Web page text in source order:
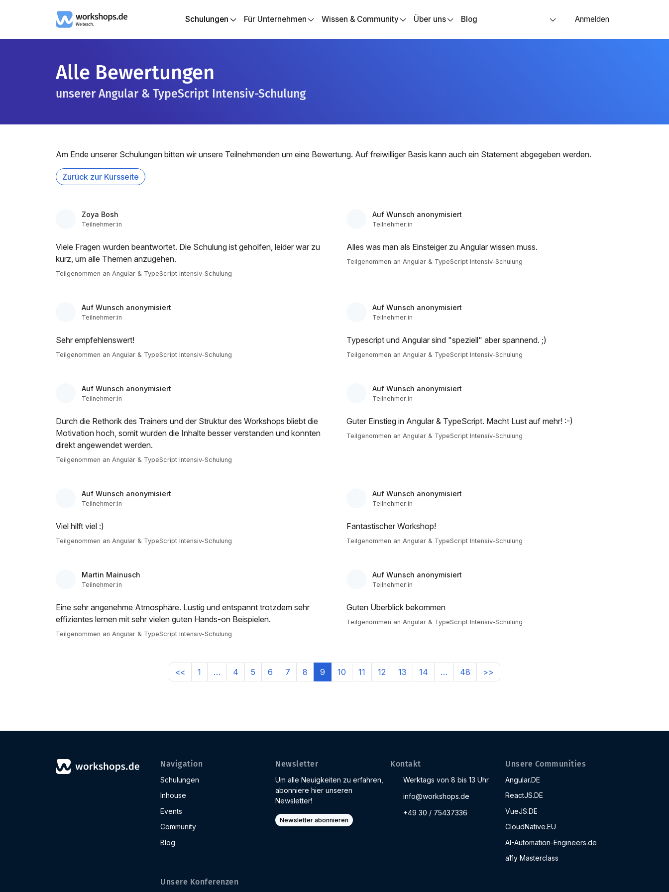
Schulungen Für Unternehmen Wissen & Community Über uns Blog Anmelden
Alle Bewertungen
unserer Angular & TypeScript Intensiv-Schulung
Am Ende unserer Schulungen bitten wir unsere Teilnehmenden um eine Bewertung. Auf freiwilliger Basis kann auch ein Statement abgegeben werden.
Zurück zur Kursseite
Zoya Bosh
Teilnehmer:in
Viele Fragen wurden beantwortet. Die Schulung ist geholfen, leider war zu
kurz, um alle Themen anzugehen.
Teilgenommen an Angular & TypeScript Intensiv-Schulung
Auf Wunsch anonymisiert
Teilnehmer:in
Alles was man als Einsteiger zu Angular wissen muss.
Teilgenommen an Angular & TypeScript Intensiv-Schulung
Auf Wunsch anonymisiert
Teilnehmer:in
Sehr empfehlenswert!
Teilgenommen an Angular & TypeScript Intensiv-Schulung
Auf Wunsch anonymisiert
Teilnehmer:in
Typescript und Angular sind "speziell" aber spannend. ;)
Teilgenommen an Angular & TypeScript Intensiv-Schulung
Auf Wunsch anonymisiert
Teilnehmer:in
Durch die Rethorik des Trainers und der Struktur des Workshops bliebt die
Motivation hoch, somit wurden die Inhalte besser verstanden und konnten
direkt angewendet werden.
Teilgenommen an Angular & TypeScript Intensiv-Schulung
Auf Wunsch anonymisiert
Teilnehmer:in
Guter Einstieg in Angular & TypeScript. Macht Lust auf mehr! :-)
Teilgenommen an Angular & TypeScript Intensiv-Schulung
Auf Wunsch anonymisiert
Teilnehmer:in
Viel hilft viel :)
Teilgenommen an Angular & TypeScript Intensiv-Schulung
Auf Wunsch anonymisiert
Teilnehmer:in
Fantastischer Workshop!
Teilgenommen an Angular & TypeScript Intensiv-Schulung
Martin Mainusch
Teilnehmer:in
Eine sehr angenehme Atmosphäre. Lustig und entspannt trotzdem sehr
effizientes lernen mit sehr vielen guten Hands-on Beispielen.
Teilgenommen an Angular & TypeScript Intensiv-Schulung
Auf Wunsch anonymisiert
Teilnehmer:in
Guten Überblick bekommen
Teilgenommen an Angular & TypeScript Intensiv-Schulung
<< 1 … 4 5 6 7 8 9 10 11 12 13 14 … 48 >>
Navigation
Schulungen
Inhouse
Events
Community
Blog
Newsletter
Um alle Neuigkeiten zu erfahren,
abonniere hier unseren
Newsletter!
Newsletter abonnieren
Kontakt
Werktags von 8 bis 13 Uhr
info@workshops.de
+49 30 / 75437336
Unsere Communities
Angular.DE
ReactJS.DE
VueJS.DE
CloudNative.EU
AI-Automation-Engineers.de
a11y Masterclass
Unsere Konferenzen